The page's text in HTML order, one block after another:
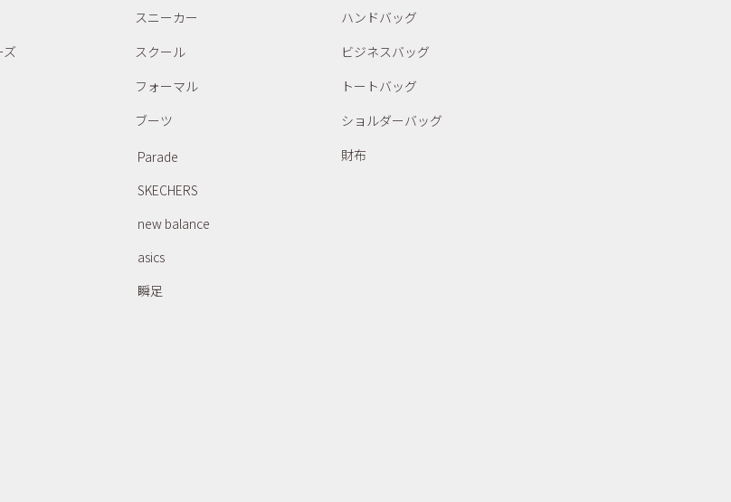
スニーカー
スクール
フォーマル
ブーツ
Parade
SKECHERS
new balance
asics
瞬足
ハンドバッグ
ビジネスバッグ
トートバッグ
ショルダーバッグ
財布